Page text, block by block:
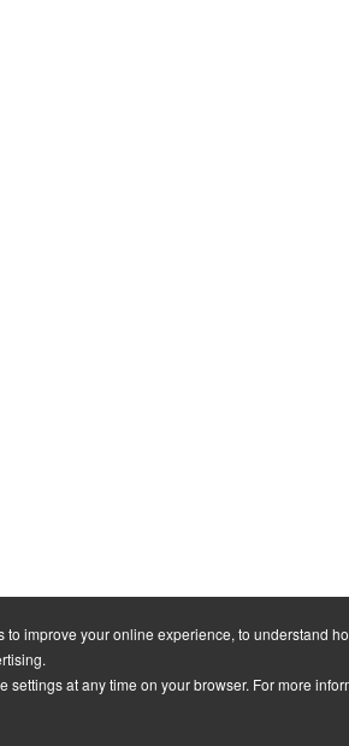
to improve your online experience, to understand
settings at any time on your browser. For more